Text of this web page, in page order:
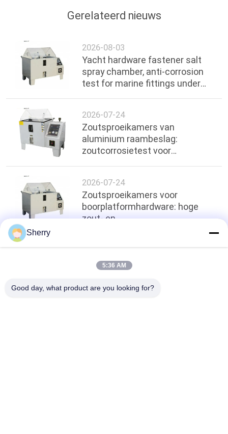
Gerelateerd nieuws
2026-08-03
Yacht hardware fastener salt
spray chamber, anti-corrosion
test for marine fittings under
2026-07-24
Zoutsproeikamers van
aluminium raambeslag:
zoutcorrosietest voor
2026-07-24
Zoutsproeikamers voor
boorplatformhardware: hoge
zout- en
Terug naar boven
Sherry
5:36 AM
Good day, what product are you looking for?